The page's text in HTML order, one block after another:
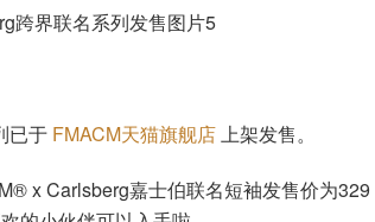
已于 FMACM天猫旗舰店 上架发售。
x Carlsberg嘉士伯联名短袖发售价为329